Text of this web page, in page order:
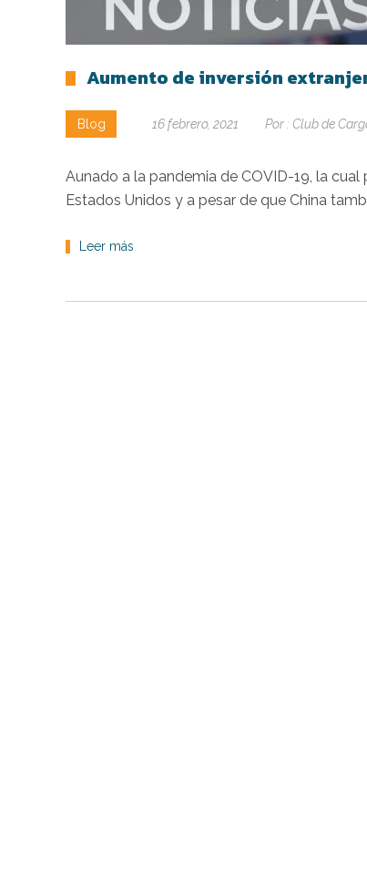
Aumento de inversión
Blog 16 febrero, 2021 Por : Club de
Aunado a la pandemia de COVID-19, la
Estados Unidos y a pesar de que China
Leer más